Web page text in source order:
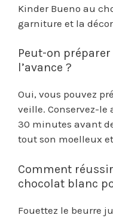
Kinder Bueno au
garniture et la
Peut-on
l’avance ?
Oui, vous pouvez
veille. Conservez-le
30 minutes avant
tout son moelleux
Comment
chocolat blanc
Fouettez le beurre